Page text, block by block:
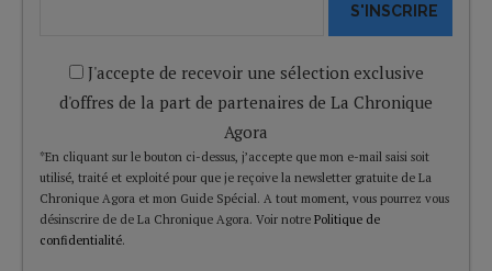
S'INSCRIRE
J'accepte de recevoir une sélection exclusive
d'offres de la part de partenaires de La Chronique
Agora
*En cliquant sur le bouton ci-dessus, j’accepte que mon e-mail saisi soit
utilisé, traité et exploité pour que je reçoive la newsletter gratuite de La
Chronique Agora et mon Guide Spécial. A tout moment, vous pourrez vous
désinscrire de de La Chronique Agora. Voir notre Politique de
confidentialité.